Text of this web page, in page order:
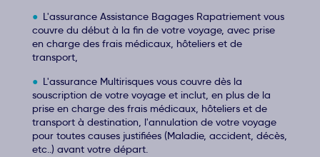
L'assurance Assistance Bagages Rapatriement vous
couvre du début à la fin de votre voyage, avec prise
en charge des frais médicaux, hôteliers et de
transport,
L'assurance Multirisques vous couvre dès la
souscription de votre voyage et inclut, en plus de la
prise en charge des frais médicaux, hôteliers et de
transport à destination, l'annulation de votre voyage
pour toutes causes justifiées (Maladie, accident, décès,
etc..) avant votre départ.